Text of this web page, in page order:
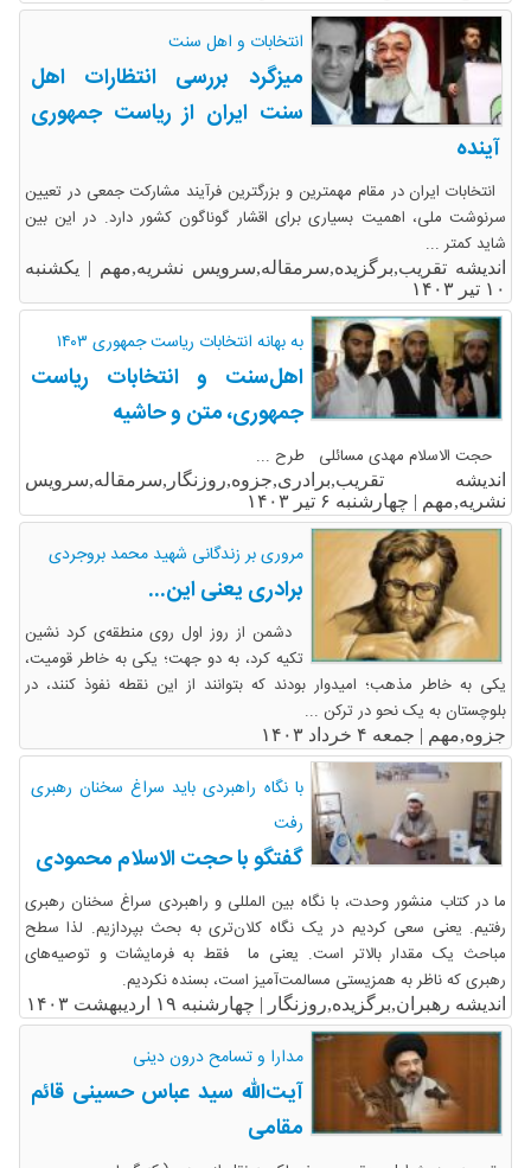
انتخابات و اهل سنت
میزگرد بررسی انتظارات اهل
سنت ایران از ریاست جمهوری
آینده
انتخابات ایران در مقام مهمترین و بزرگترین فرآیند مشارکت جمعی در تعیین
سرنوشت ملی، اهمیت بسیاری برای اقشار گوناگون کشور دارد. در این بین
شاید کمتر ...
اندیشه تقریب,برگزیده,سرمقاله,سرویس نشریه,مهم | یکشنبه
۱۰ تیر ۱۴۰۳
به بهانه انتخابات ریاست جمهوری ۱۴۰۳
اهل‌سنت و انتخابات ریاست
جمهوری، متن و حاشیه
حجت الاسلام مهدی مسائلی طرح ...
اندیشه تقریب,برادری,جزوه,روزنگار,سرمقاله,سرویس
نشریه,مهم | چهارشنبه ۶ تیر ۱۴۰۳
مروری بر زندگانی شهید محمد بروجردی
برادری یعنی این...
دشمن از روز اول روی منطقه‌ی کرد نشین
تکیه کرد، به دو جهت؛ یکی به خاطر قومیت،
یکی به خاطر مذهب؛ امیدوار بودند که بتوانند از این نقطه نفوذ کنند، در
بلوچستان به یک نحو در ترکن ...
جزوه,مهم | جمعه ۴ خرداد ۱۴۰۳
با نگاه راهبردی باید سراغ سخنان رهبری
رفت
گفتگو با حجت الاسلام محمودی
ما در کتاب منشور وحدت، با نگاه بین المللی و راهبردی سراغ سخنان رهبری
رفتیم. یعنی سعی کردیم در یک نگاه کلان‌تری به بحث بپردازیم. لذا سطح
مباحث یک مقدار بالاتر است. یعنی ما فقط به فرمایشات و توصیه‌های
رهبری که ناظر به همزیستی مسالمت‌آمیز است، بسنده نکردیم.
اندیشه رهبران,برگزیده,روزنگار | چهارشنبه ۱۹ اردیبهشت ۱۴۰۳
مدارا و تسامح درون دینی
آیت‌الله سید عباس حسینی قائم
مقامی